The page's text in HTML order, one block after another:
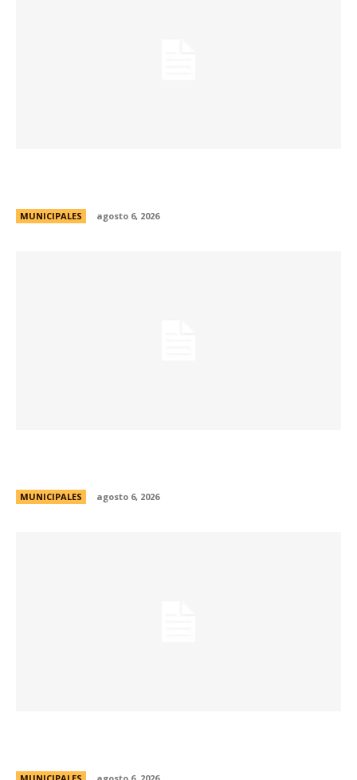
MUNICIPALES agosto 6, 2026
MUNICIPALES agosto 6, 2026